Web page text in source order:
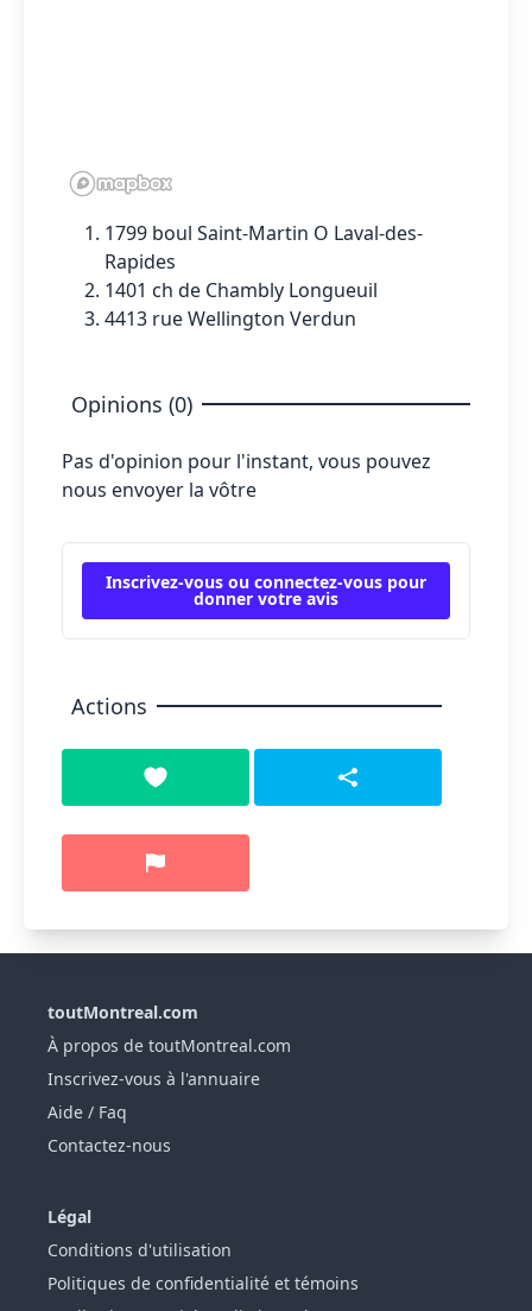
1799 boul Saint-Martin O Laval-des-
Rapides
1401 ch de Chambly Longueuil
4413 rue Wellington Verdun
Opinions (0)
Pas d'opinion pour l'instant, vous pouvez
nous envoyer la vôtre
Inscrivez-vous ou connectez-vous pour
donner votre avis
Actions
toutMontreal.com
À propos de toutMontreal.com
Inscrivez-vous à l'annuaire
Aide / Faq
Contactez-nous
Légal
Conditions d'utilisation
Politiques de confidentialité et témoins